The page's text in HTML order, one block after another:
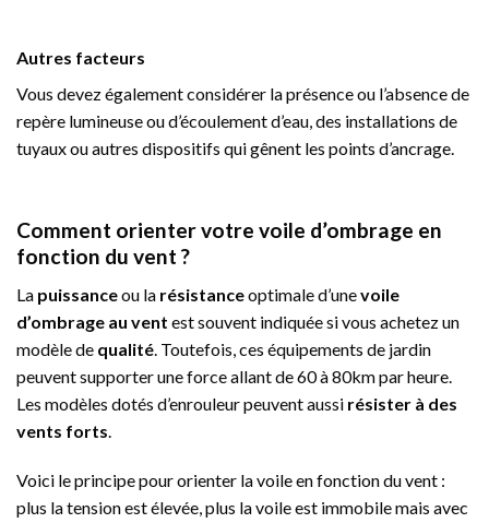
Autres facteurs
Vous devez également considérer la présence ou l’absence de
repère lumineuse ou d’écoulement d’eau, des installations de
tuyaux ou autres dispositifs qui gênent les points d’ancrage.
Comment orienter votre voile d’ombrage en
fonction du vent ?
La puissanceou la résistanceoptimale d’unevoile
d’ombrage au vent est souvent indiquée si vous achetez un
modèle de qualité . Toutefois, ces équipements de jardin
peuvent supporter une force allant de 60 à 80km par heure.
Les modèles dotés d’enrouleur peuvent aussi résister à des
vents forts
Voici le principe pour orienter la voile en fonction du vent :
plus la tension est élevée, plus la voile est immobile mais avec